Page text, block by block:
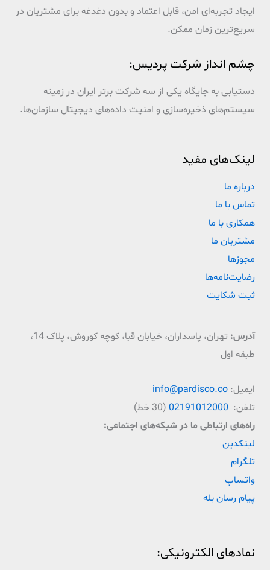
ایجاد تجربه‌ای امن، قابل اعتماد و بدون دغدغه برای مشتریان در
سریع‌ترین زمان ممکن.
چشم انداز شرکت پردیس:
دستیابی به جایگاه یکی از سه شرکت برتر ایران در زمینه
سیستم‌های ذخیره‌سازی و امنیت داده‌های دیجیتال سازمان‌ها.
لینک‌های مفید
درباره ما
تماس با ما
همکاری با ما
مشتریان ما
مجوزها
رضایت‌نامه‌ها
ثبت شکایت
آدرس:
تهران، پاسداران، خیابان قبا، کوچه کوروش، پلاک 14،
طبقه اول
ایمیل: info@pardisco.co
تلفن: 02191012000 (30 خط)
راه‌‌های ارتباطی ما در شبکه‌های اجتماعی:
لینکدین
تلگرام
واتساپ
پیام رسان بله
نمادهای الکترونیکی: